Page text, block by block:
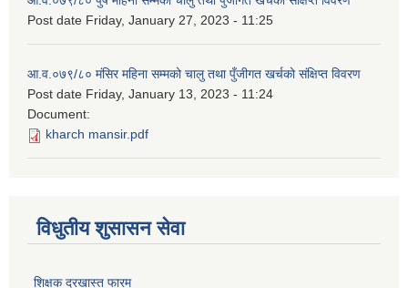
Post date Friday, January 27, 2023 - 11:25
आ.व.०७९/८० मंसिर महिना सम्मको चालु तथा पुँजीगत खर्चको संक्षिप्त विवरण
Post date Friday, January 13, 2023 - 11:24
Document:
kharch mansir.pdf
विधुतीय शुसासन सेवा
शिक्षक दरखास्त फारम